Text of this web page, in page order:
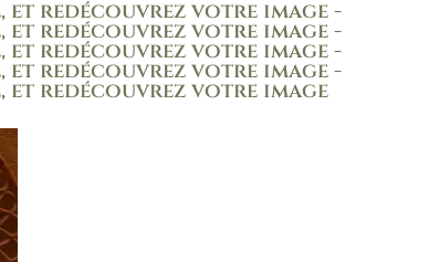
et redécouvrez votre image -
et redécouvrez votre image -
et redécouvrez votre image -
et redécouvrez votre image -
et redécouvrez votre image